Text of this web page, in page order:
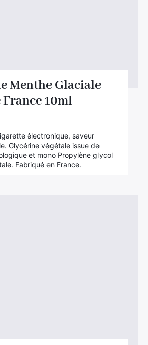
Menthe Glaciale
10ml
électronique, saveur
Glycérine végétale issue de
et mono Propylène glycol
Fabriqué en France.